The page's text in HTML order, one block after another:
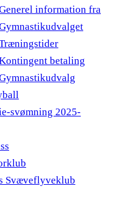
information fra
betaling
svømning 2025-
Svæveflyveklub